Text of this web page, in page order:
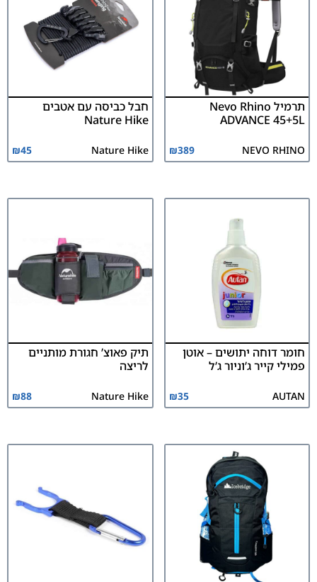
תרמיל Nevo Rhino
ADVANCE 45+5L
NEVO RHINO
₪389
חבל כביסה עם אטבים
Nature Hike
Nature Hike
₪45
חומר דוחה יתושים – אוטן
פמילי קייר ג’וניור ג’ל
AUTAN
₪35
תיק פאוצ’ חגורת מותניים
לריצה
Nature Hike
₪88